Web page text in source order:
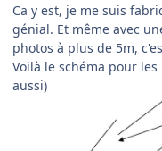
Ca y est, je me suis
génial. Et même avec
photos à plus de 5m,
Voilà le schéma pour
aussi)